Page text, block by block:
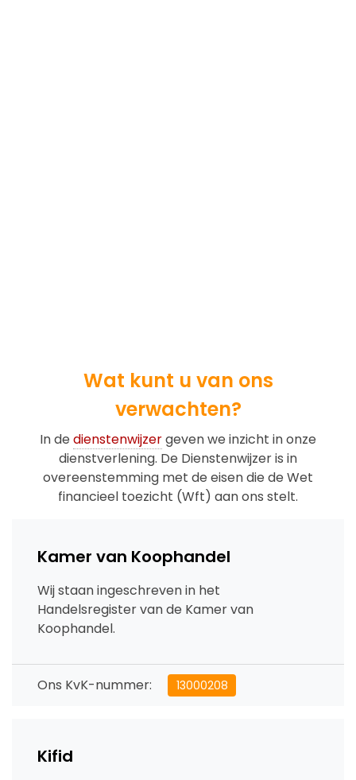
Wat kunt u van ons
verwachten?
In de dienstenwijzergeven we inzicht in onze
dienstverlening. De Dienstenwijzer is in
overeenstemming met de eisen die de Wet
financieel toezicht (Wft) aan ons stelt.
Kamer van Koophandel
Wij staan ingeschreven in het
Handelsregister van de Kamer van
Koophandel.
Ons KvK-nummer: 13000208
Kifid